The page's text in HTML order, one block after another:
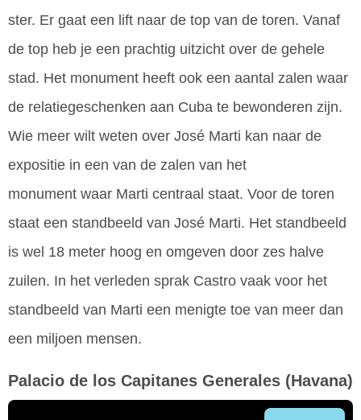
ster. Er gaat een lift naar de top van de toren. Vanaf
de top heb je een prachtig uitzicht over de gehele
stad. Het monument heeft ook een aantal zalen waar
de relatiegeschenken aan Cuba te bewonderen zijn.
Wie meer wilt weten over José Marti kan naar de
expositie in een van de zalen van het
monument waar Marti centraal staat. Voor de toren
staat een standbeeld van José Marti. Het standbeeld
is wel 18 meter hoog en omgeven door zes halve
zuilen. In het verleden sprak Castro vaak voor het
standbeeld van Marti een menigte toe van meer dan
een miljoen mensen.
Palacio de los Capitanes Generales (Havana)